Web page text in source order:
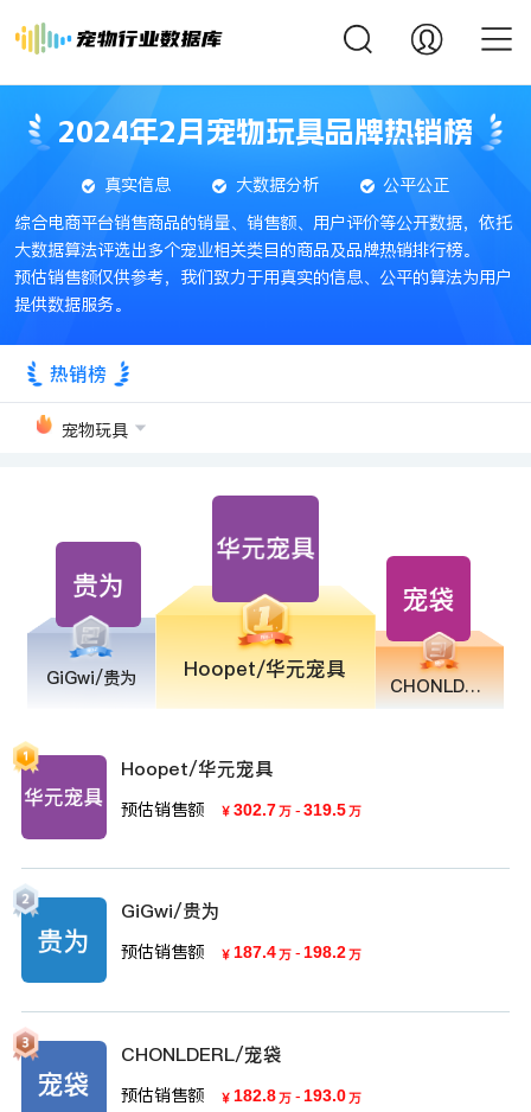
2024年2月宠物玩具品牌热销榜
真实信息 大数据分析
公平公正
综合电商平台销售商品的销量、销售额、用户评价等公开数据，依托
大数据算法评选出多个宠业相关类目的商品及品牌热销排行榜。
预估销售额仅供参考，我们致力于用真实的信息、公平的算法为用户
提供数据服务。
热销榜
宠物玩具
GiGwi/贵为 Hoopet/华元宠具
CHONLDERL/宠袋
Hoopet/华元宠具
预估销售额 ￥ 302.7万 - 319.5万
GiGwi/贵为
预估销售额 ￥ 187.4万 - 198.2万
CHONLDERL/宠袋
预估销售额 ￥ 182.8万 - 193.0万